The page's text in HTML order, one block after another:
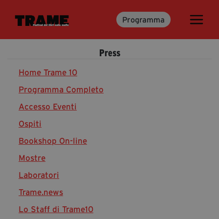
Programma
Trame.15
Libri | Trame.15
Media & Press
News & Kit
Accrediti Stampa | Trame.15
Cartella Stampa
Rassegna Stampa
Partecipa
Press
Home Trame 10
Programma Completo
Accesso Eventi
Ospiti
Bookshop On-line
Mostre
Laboratori
Trame.news
Lo Staff di Trame10